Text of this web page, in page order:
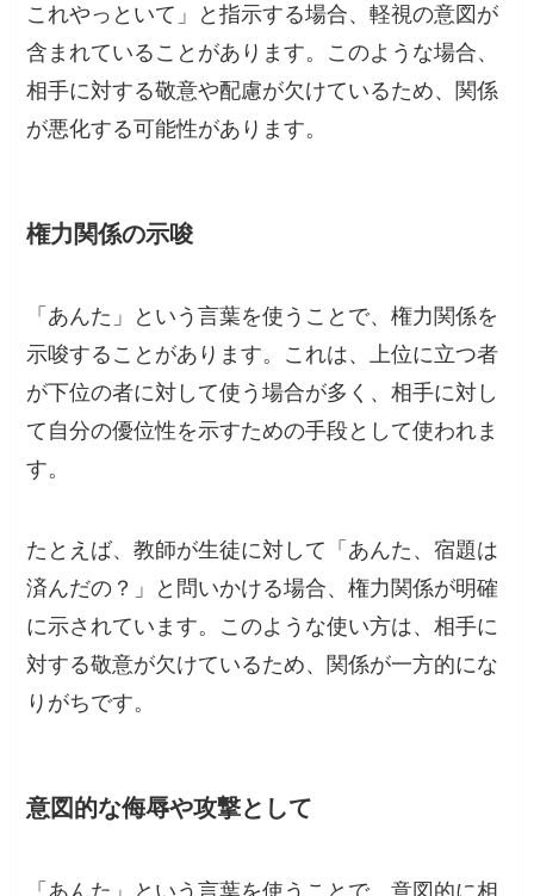
これやっといて」と指示する場合、軽視の意図が
含まれていることがあります。このような場合、
相手に対する敬意や配慮が欠けているため、関係
が悪化する可能性があります。
権力関係の示唆
「あんた」という言葉を使うことで、権力関係を
示唆することがあります。これは、上位に立つ者
が下位の者に対して使う場合が多く、相手に対し
て自分の優位性を示すための手段として使われま
す。
たとえば、教師が生徒に対して「あんた、宿題は
済んだの？」と問いかける場合、権力関係が明確
に示されています。このような使い方は、相手に
対する敬意が欠けているため、関係が一方的にな
りがちです。
意図的な侮辱や攻撃として
「あんた」という言葉を使うことで、意図的に相